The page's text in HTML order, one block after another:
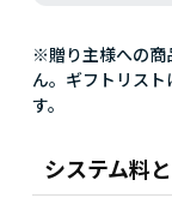
※贈り主様への商
ん。ギフトリス
す。
システム料